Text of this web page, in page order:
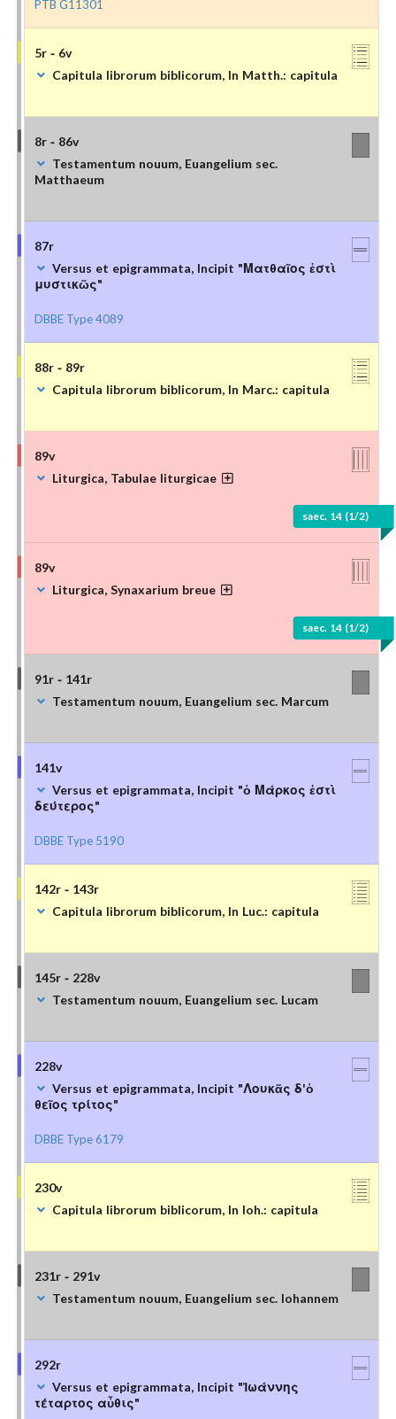
PTB G11301
5r - 6v
Capitula librorum biblicorum, In Matth.: capitula
8r - 86v
Testamentum nouum, Euangelium sec.
Matthaeum
87r
Versus et epigrammata, Incipit "Ματθαῖος ἐστὶ
μυστικῶς"
DBBE Type 4089
88r - 89r
Capitula librorum biblicorum, In Marc.: capitula
89v
Liturgica, Tabulae liturgicae
saec. 14 (1/2)
89v
Liturgica, Synaxarium breue
saec. 14 (1/2)
91r - 141r
Testamentum nouum, Euangelium sec. Marcum
141v
Versus et epigrammata, Incipit "ὁ Μάρκος ἐστὶ
δεύτερος"
DBBE Type 5190
142r - 143r
Capitula librorum biblicorum, In Luc.: capitula
145r - 228v
Testamentum nouum, Euangelium sec. Lucam
228v
Versus et epigrammata, Incipit "Λουκᾶς δ'ὁ
θεῖος τρίτος"
DBBE Type 6179
230v
Capitula librorum biblicorum, In Ioh.: capitula
231r - 291v
Testamentum nouum, Euangelium sec. Iohannem
292r
Versus et epigrammata, Incipit "Ἰωάννης
τέταρτος αὖθις"